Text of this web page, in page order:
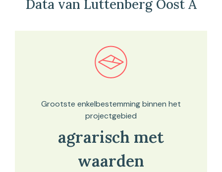
Data van Luttenberg Oost A
Bekijk in onze kaartviewer
Grootste enkelbestemming binnen het
projectgebied
agrarisch met
waarden